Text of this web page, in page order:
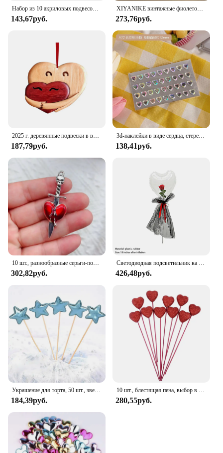
Набор из 10 акриловых подвесок в форме букв и сердца для изготовления ожерелья, подвески «сделай сам», аксессуары для изготовления ювелирных изделий 23x21 мм
143,67руб.
XIYANIKE винтажные фиолетовые Кристальные сердца симметричные висячие серьги-кольца для женщин и девушек модные ювелирные изделия подарочные серьги для вечерние
273,76руб.
2025 г. деревянные подвески в виде сердца любви на День святого Валентина, подвесные украшения в форме сердца «сделай сам», деревянные подвесные украшения, подарки, автомобильные подвески на День святого Валентина
187,79руб.
3d-наклейки в виде сердца, стереоскопические наклейки в виде сердца для рукоделия, альбом для скрапбукинга, журнала, Детские канцелярские принадлежности, награды, наклейки
138,41руб.
302,82руб. 426,48руб.
184,39руб. 280,55руб.